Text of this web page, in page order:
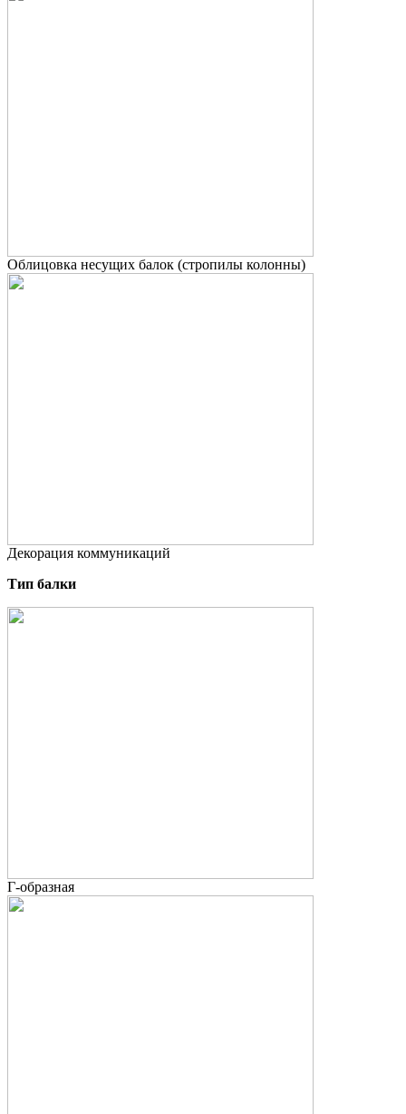
Облицовка несущих балок (стропилы колонны)
Декорация коммуникаций
Тип балки
Г-образная